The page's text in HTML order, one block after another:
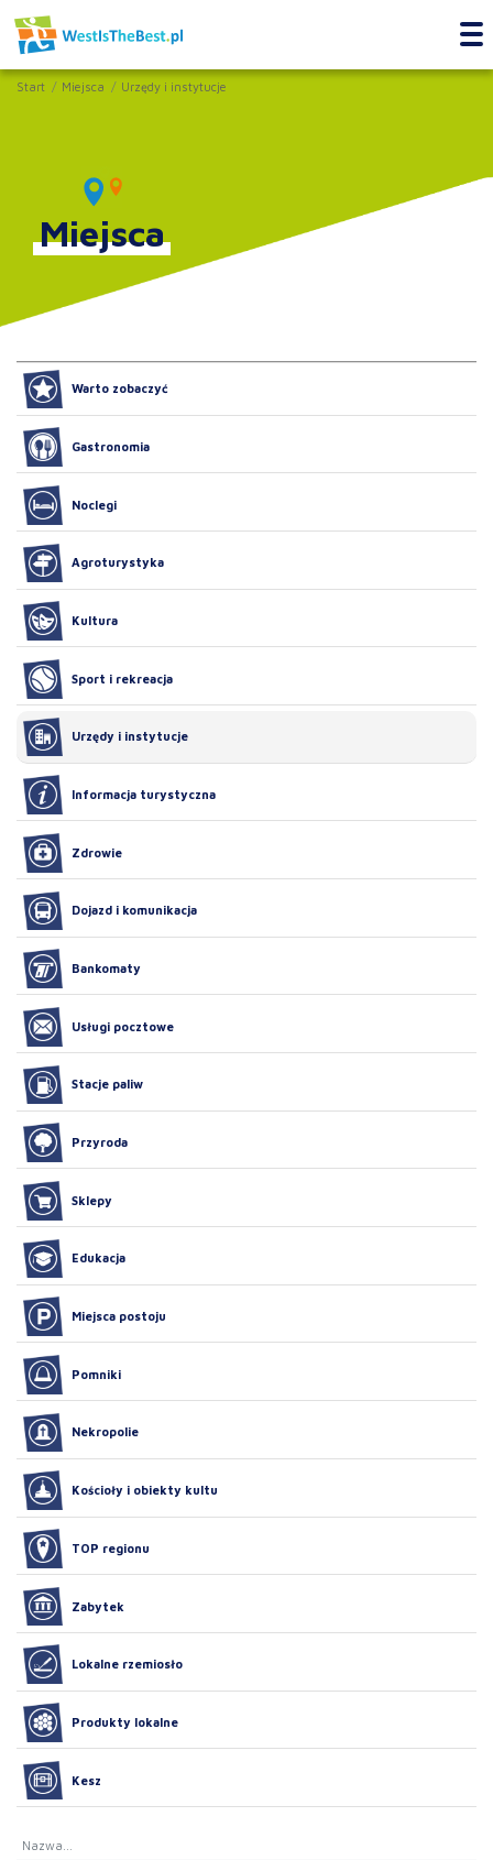
Start Miejsca Urzędy i instytucje
Miejsca
Warto zobaczyć
Gastronomia
Noclegi
Agroturystyka
Kultura
Sport i rekreacja
Urzędy i instytucje
Informacja turystyczna
Zdrowie
Dojazd i komunikacja
Bankomaty
Usługi pocztowe
Stacje paliw
Przyroda
Sklepy
Edukacja
Miejsca postoju
Pomniki
Nekropolie
Kościoły i obiekty kultu
TOP regionu
Zabytek
Lokalne rzemiosło
Produkty lokalne
Kesz